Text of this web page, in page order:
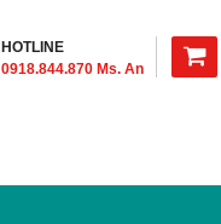
HOTLINE
0918.844.870 Ms. An